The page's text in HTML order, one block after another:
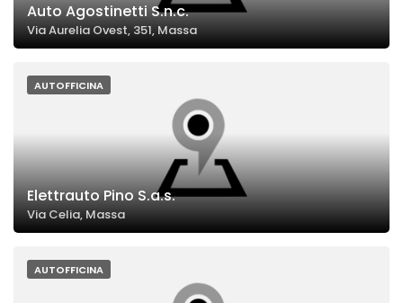
Auto Agostinetti S.n.c.
Via Aurelia Ovest, 351, Massa
AUTOFFICINA
Elettrauto Pino S.a.s.
Via Celia, Massa
AUTOFFICINA